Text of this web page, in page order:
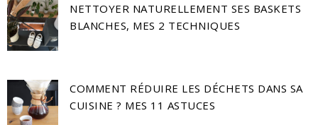
NETTOYER NATURELLEMENT SES BASKETS
BLANCHES, MES 2 TECHNIQUES
COMMENT RÉDUIRE LES DÉCHETS DANS SA
CUISINE ? MES 11 ASTUCES